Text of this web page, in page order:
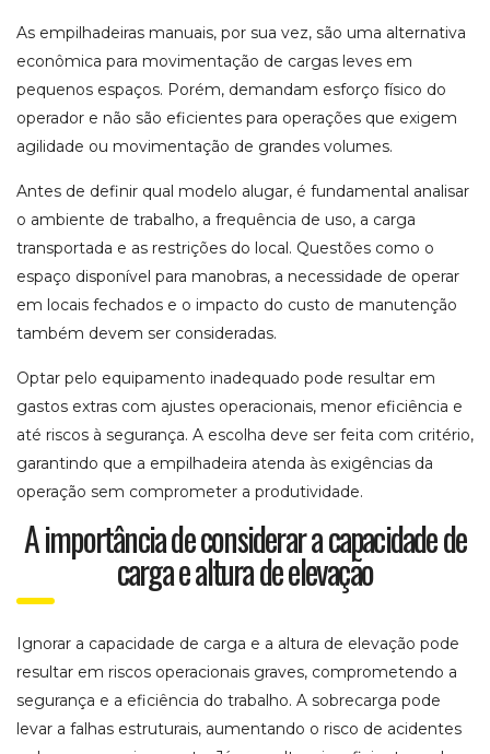
As empilhadeiras manuais, por sua vez, são uma alternativa
econômica para movimentação de cargas leves em
pequenos espaços. Porém, demandam esforço físico do
operador e não são eficientes para operações que exigem
agilidade ou movimentação de grandes volumes.
Antes de definir qual modelo alugar, é fundamental analisar
o ambiente de trabalho, a frequência de uso, a carga
transportada e as restrições do local. Questões como o
espaço disponível para manobras, a necessidade de operar
em locais fechados e o impacto do custo de manutenção
também devem ser consideradas.
Optar pelo equipamento inadequado pode resultar em
gastos extras com ajustes operacionais, menor eficiência e
até riscos à segurança. A escolha deve ser feita com critério,
garantindo que a empilhadeira atenda às exigências da
operação sem comprometer a produtividade.
A importância de considerar a capacidade de
carga e altura de elevação
Ignorar a capacidade de carga e a altura de elevação pode
resultar em riscos operacionais graves, comprometendo a
segurança e a eficiência do trabalho. A sobrecarga pode
levar a falhas estruturais, aumentando o risco de acidentes